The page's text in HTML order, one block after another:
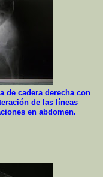
de cadera derecha con
de las líneas
en abdomen.